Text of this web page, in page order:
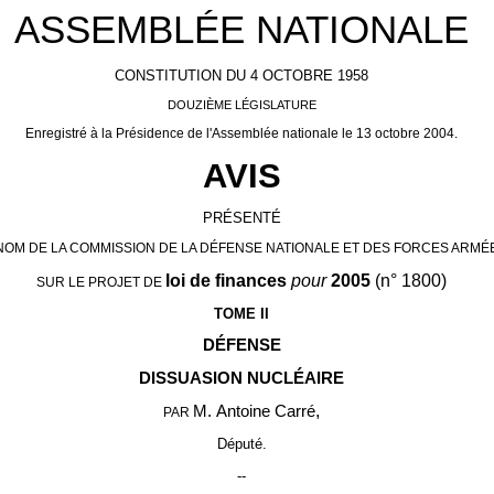
ASSEMBLÉE NATIONALE
CONSTITUTION DU 4 OCTOBRE 1958
DOUZIÈME LÉGISLATURE
Enregistré à la Présidence de l'Assemblée nationale le 13 octobre 2004.
AVIS
PRÉSENTÉ
DE LA COMMISSION DE LA DÉFENSE NATIONALE ET DES FORCES
SUR LE PROJET DE loi de finances pour 2005 (n° 1800)
TOME II
DÉFENSE
DISSUASION NUCLÉAIRE
PAR M. Antoine Carré,
Député.
--